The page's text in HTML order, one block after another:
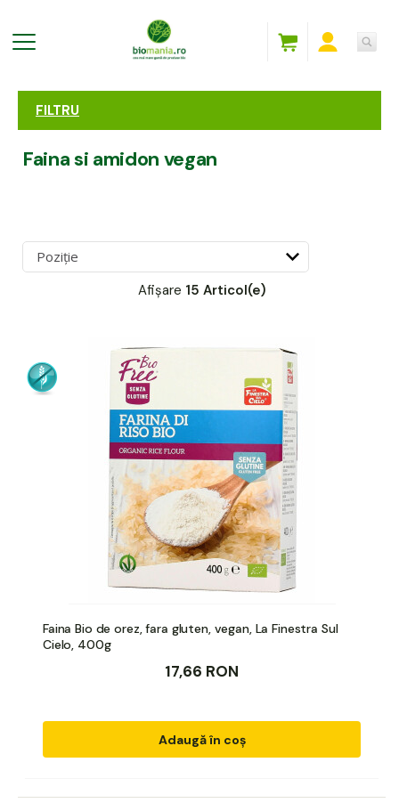
FILTRU
Faina si amidon vegan
Afișare 15 Articol(e)
Faina Bio de orez, fara gluten, vegan, La Finestra Sul
Cielo, 400g
17,66 RON
Adaugă în coș